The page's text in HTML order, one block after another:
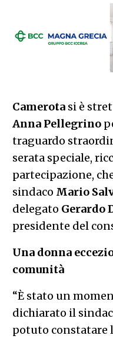
Camerotasi è
Anna Pellegrino
traguardo
serata speciale,
partecipazione,
sindaco Mario
delegato Gerardo
presidente del
Una donna
comunità
“È stato un
dichiarato il
potuto constatare